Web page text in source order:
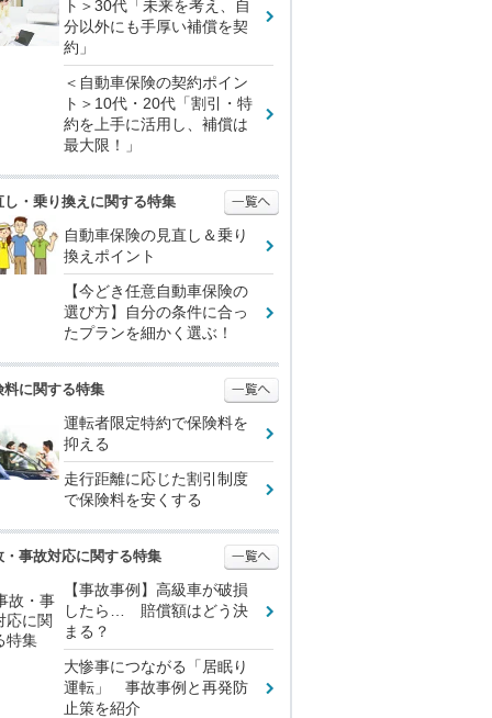
ト＞30代「未来を考え、自
分以外にも手厚い補償を契
約」
＜自動車保険の契約ポイン
ト＞10代・20代「割引・特
約を上手に活用し、補償は
最大限！」
し・乗り換えに関する特集
自動車保険の見直し＆乗り
換えポイント
【今どき任意自動車保険の
選び方】自分の条件に合っ
たプランを細かく選ぶ！
料に関する特集
運転者限定特約で保険料を
抑える
走行距離に応じた割引制度
で保険料を安くする
・事故対応に関する特集
【事故事例】高級車が破損
したら… 賠償額はどう決
まる？
大惨事につながる「居眠り
運転」 事故事例と再発防
止策を紹介